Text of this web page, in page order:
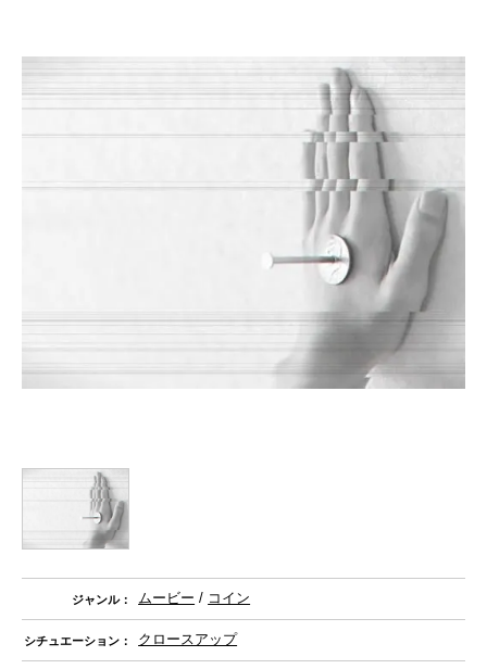
ジャンル： ムービー / コイン
シチュエーション： クロースアップ